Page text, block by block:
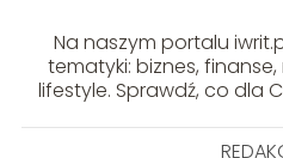
Na naszym portalu
tematyki: biznes,
lifestyle. Sprawdź, co dla